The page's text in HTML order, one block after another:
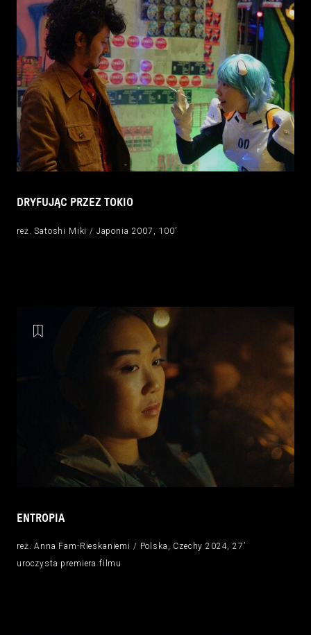
DRYFUJĄC PRZEZ TOKIO
reż. Satoshi Miki / Japonia 2007, 100’
ENTROPIA
reż. Anna Fam-Rieskaniemi / Polska, Czechy 2024, 27’
uroczysta premiera filmu